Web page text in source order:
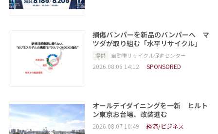
損傷バンパーを新品のバンパーへ マ
ツダが取り組む「水平リサイクル」
提供 自動車リサイクル促進センター
2026.08.06 14:12 SPONSORED
オールデイダイニングを一新 ヒルト
ン東京お台場、改装進む
2026.08.07 10:49 経済/ビジネス